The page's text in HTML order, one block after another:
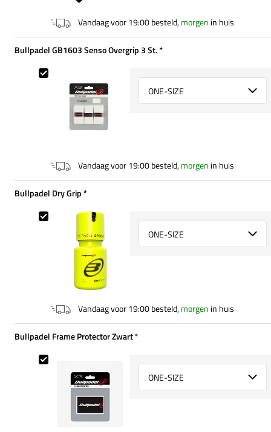
Vandaag voor 19:00 besteld,morgen in huis
Bullpadel GB1603 Senso Overgrip 3 St.*
Select {option} for {name}
Vandaag voor 19:00 besteld,morgen in huis
Bullpadel GB1603 Senso Overgrip 3 St.
Bullpadel Dry Grip*
Select {option} for {name}
Vandaag voor 19:00 besteld,morgen in huis
Bullpadel Dry Grip
Bullpadel Frame Protector Zwart*
Select {option} for {name}
Bullpadel Frame Protector Zwart